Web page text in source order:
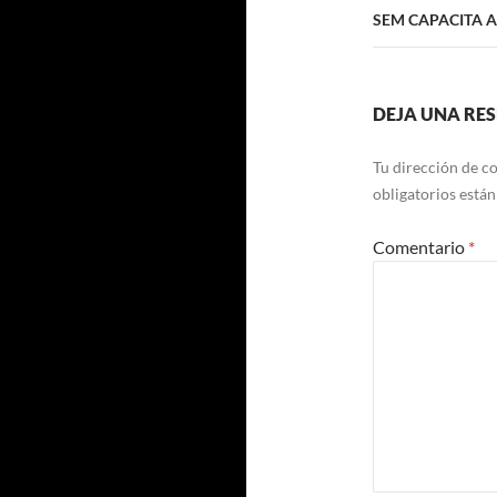
SEM CAPACITA
DEJA UNA
Tu dirección de
obligatorios
Comentario *